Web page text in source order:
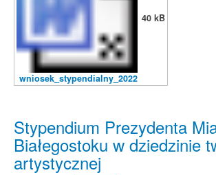
wniosek_stypendialny_2022
40 kB
Stypendium Prezydenta
Białegostoku w dziedzinie
artystycznej